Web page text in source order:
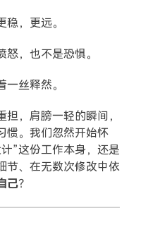
，更远。
，也不是恐惧。
丝释然。
，肩膀一轻的瞬间，
惯。我们忽然开始怀
”这份工作本身，还是
节、在无数次修改中依
己？